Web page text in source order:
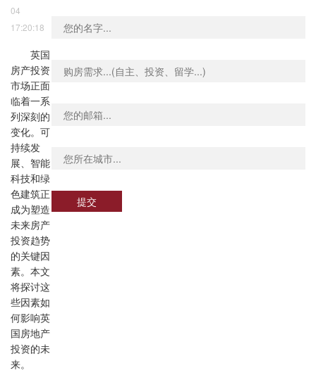
04
17:20:18
英国
房产投资
市场正面
临着一系
列深刻的
变化。可
持续发
展、智能
科技和绿
色建筑正
成为塑造
未来房产
投资趋势
的关键因
素。本文
将探讨这
些因素如
何影响英
国房地产
投资的未
来。
提交